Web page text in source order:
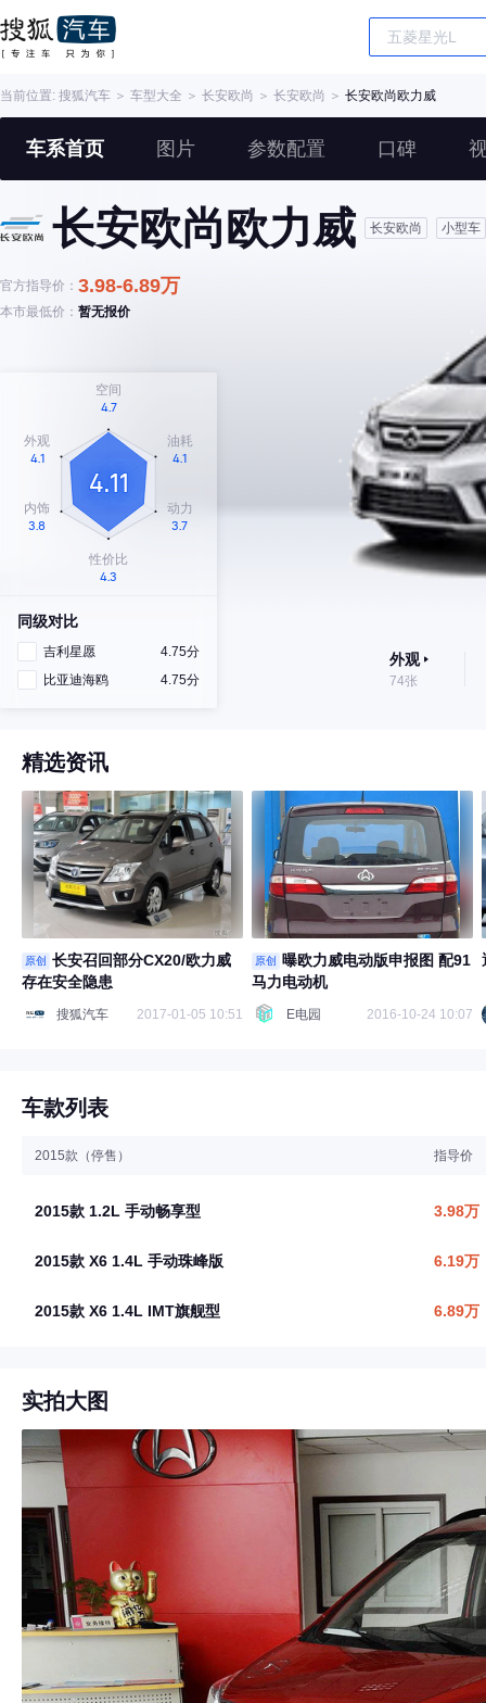
当前位置: 搜狐汽车 ＞ 车型大全 ＞ 长安欧尚 ＞ 长安欧尚 ＞ 长安欧尚欧力威
车系首页 图片 参数配置 口碑
长安欧尚欧力威 长安欧尚 小型车
官方指导价： 3.98-6.89万
本市最低价： 暂无报价
同级对比
吉利星愿
4.75分
比亚迪海鸥
4.75分
外观
74张
精选资讯
原创
长安召回部分CX20/欧力威
存在安全隐患
搜狐汽车 2017-01-05 10:51
原创
曝欧力威电动版申报图 配91
马力电动机
E电园 2016-10-24 10:07
车款列表
2015款（停售） 指导价
2015款 1.2L 手动畅享型 3.98万
2015款 X6 1.4L 手动珠峰版 6.19万
2015款 X6 1.4L IMT旗舰型 6.89万
实拍大图